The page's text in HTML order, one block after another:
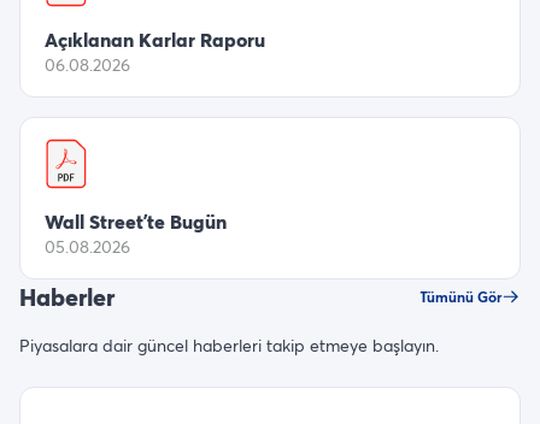
Açıklanan Karlar Raporu
06.08.2026
Wall Street’te Bugün
05.08.2026
Haberler Tümünü Gör
Piyasalara dair güncel haberleri takip etmeye başlayın.